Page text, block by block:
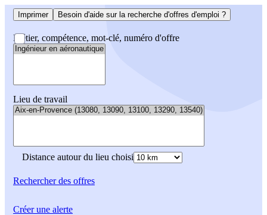
Imprimer Besoin d'aide sur la recherche d'offres d'emploi ?
Métier, compétence, mot-clé, numéro d'offre
Lieu de travail
Distance autour du lieu choisi
Rechercherdes offres
Créer une alerte